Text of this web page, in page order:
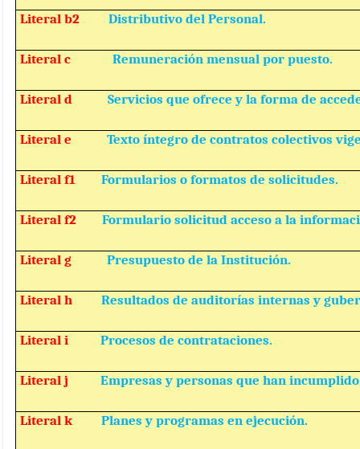
Literal b2Distributivo del Personal.
Literal c Remuneración mensual por puesto.
Literal dServicios que ofrece y la forma de
Literal eTexto íntegro de contratos colectivos
Literal f1Formularios o formatos de solicitudes.
Literal f2Formulario solicitud acceso a la
Literal gPresupuesto de la Institución.
Literal hResultados de auditorías internas y
Literal iProcesos de contrataciones.
Literal jEmpresas y personas que han
Literal kPlanes y programas en ejecución.